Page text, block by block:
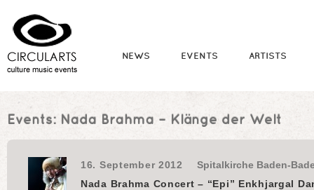
NEWS EVENTS ARTISTS
Events: Nada Brahma – Klänge der Welt
16. September 2012
Spitalkirche Baden-
Nada Brahma Concert – “Epi” Enkhjargal